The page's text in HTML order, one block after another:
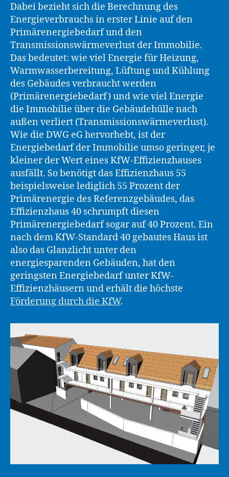
Dabei bezieht sich die Berechnung des
Energieverbrauchs in erster Linie auf den
Primärenergiebedarf und den
Transmissionswärmeverlust der Immobilie.
Das bedeutet: wie viel Energie für Heizung,
Warmwasserbereitung, Lüftung und Kühlung
des Gebäudes verbraucht werden
(Primärenergiebedarf) und wie viel Energie
die Immobilie über die Gebäudehülle nach
außen verliert (Transmissionswärmeverlust).
Wie die DWG eG hervorhebt, ist der
Energiebedarf der Immobilie umso geringer, je
kleiner der Wert eines KfW-Effizienzhauses
ausfällt. So benötigt das Effizienzhaus 55
beispielsweise lediglich 55 Prozent der
Primärenergie des Referenzgebäudes, das
Effizienzhaus 40 schrumpft diesen
Primärenergiebedarf sogar auf 40 Prozent. Ein
nach dem KfW-Standard 40 gebautes Haus ist
also das Glanzlicht unter den
energiesparenden Gebäuden, hat den
geringsten Energiebedarf unter KfW-
Effizienzhäusern und erhält die höchste
Förderung durch die KfW.